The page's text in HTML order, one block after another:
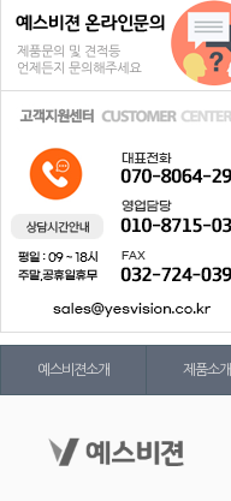
예스비젼소개 제품소개